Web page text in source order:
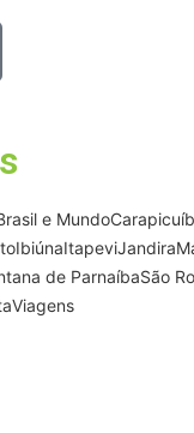
e Mundo
IbiúnaItapeviJandira
de ParnaíbaSão
Viagens